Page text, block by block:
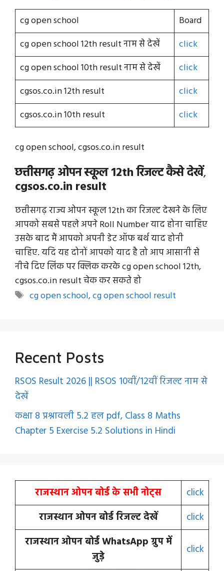
cg open school
Board
cg open school 12th result नाम से देखें
click
cg open school 10th result नाम से देखें
click
cgsos.co.in 12th result
click
cgsos.co.in 10th result
click
cg open school, cgsos.co.in result
छत्तीसगढ़ ओपन स्कूल 12th रिजल्ट कैसे देखें,
cgsos.co.in result
छत्तीसगढ़ राज्य ओपन स्कूल 12th का रिजल्ट देखने के लिए
आपको सबसे पहले अपने Roll Number याद होना चाहिए
उसके बाद मैं आपको अपनी डेट ऑफ बर्थ याद होनी
चाहिए. यदि यह दोनों आपको याद है तो आप आसानी से
नीचे दिए लिंक पर क्लिक करके cg open school 12th,
cgsos.co.in result चेक कर सकते हो
Tags
cg open school,cg open school result
Recent Posts
RSOS Result 2026 || RSOS 10वीं/12वीं रिजल्ट नाम से
देखें
कक्षा 8 प्रश्नावली 5.2 हल pdf, Class 8 Maths
Chapter 5 Exercise 5.2 Solutions in Hindi
राजस्थान ओपन बोर्ड के सभी नोट्स
click
राजस्थान ओपन बोर्ड रिजल्ट देखें
click
राजस्थान ओपन बोर्ड WhatsApp ग्रुप में
जुड़े
click